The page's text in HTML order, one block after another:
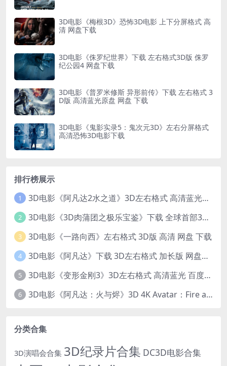
3D电影《梅根3D》恐怖3D电影 上下分屏格式 高
清 网盘下载
3D电影《侏罗纪世界》下载 左右格式3D版 侏罗
纪公园4 网盘下载
3D电影《普罗米修斯 异形前传》下载 左右格式 3
D版 高清蓝光原盘 网盘 下载
3D电影《鬼影实录5：鬼次元3D》左右分屏格式
高清恐怖3D电影下载
排行榜展示
1 3D电影《阿凡达2水之道》3D左右格式 高清蓝光原盘 网盘下载 中文配音 4K3DVR电影
2 3D电影《3D肉蒲团之极乐宝鉴》下载 全球首部3D限制级电影 网盘下载
3 3D电影《一路向西》左右格式 3D版 高清 网盘 下载
4 3D电影《阿凡达》下载 3D左右格式 加长版 网盘下载
5 3D电影《变形金刚3》3D左右格式 高清蓝光 百度网盘+迅雷 下载 出屏国配字幕.国英双语
6 3D电影《阿凡达：火与烬》3D 4K Avatar：Fire and Ash 3D 左右格式 高清4K 电影 下载
分类合集
3D演唱会合集 3D纪录片合集 DC3D电影合集